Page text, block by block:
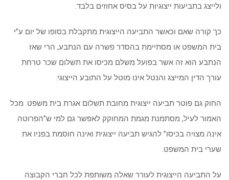
ולייצג בתביעות ייצוגיות על בסיס אחוזים בלבד.
כך קורה שאם וכאשר התביעה הייצוגית מתקבלת בסופו של יום ע”י
בית המשפט או מסתיימת בהסדר פשרה עם הנתבע, הרי שאז
הנתבע הוא זה אשר בפועל משלם מכיסו את תשלום שכר טרחת
עורך הדין המייצג והנטל אינו מוטל על התובע הייצוגי.
החוק גם פוטר תביעה ייצוגית מחובת תשלום אגרת בית משפט. מכל
האמור לעיל, מסתמנת מגמת המחוקק לאפשר גם למי ש”הפרוטה
אינה מצויה בכיסו” להגיש תביעה ייצוגית ואינה חוסמת בפניו את
שערי בית המשפט.
על התביעה הייצוגית לעורר שאלה משותפת לכל חברי הקבוצה